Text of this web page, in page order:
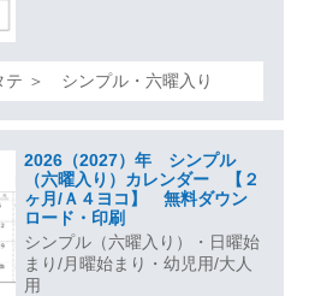
テ ＞ シンプル・六曜入り
2026（2027）年 シンプル
（六曜入り）カレンダー 【２
ヶ月/Ａ４ヨコ】 無料ダウン
ロード・印刷
シンプル（六曜入り）・日曜始
まり/月曜始まり・幼児用/大人
用